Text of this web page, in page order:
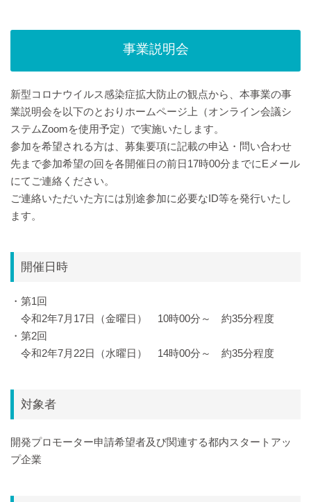
事業説明会
新型コロナウイルス感染症拡大防止の観点から、本事業の事
業説明会を以下のとおりホームページ上（オンライン会議シ
ステムZoomを使用予定）で実施いたします。
参加を希望される方は、募集要項に記載の申込・問い合わせ
先まで参加希望の回を各開催日の前日17時00分までにEメール
にてご連絡ください。
ご連絡いただいた方には別途参加に必要なID等を発行いたし
ます。
開催日時
・第1回
令和2年7月17日（金曜日） 10時00分～ 約35分程度
・第2回
令和2年7月22日（水曜日） 14時00分～ 約35分程度
対象者
開発プロモーター申請希望者及び関連する都内スタートアッ
プ企業